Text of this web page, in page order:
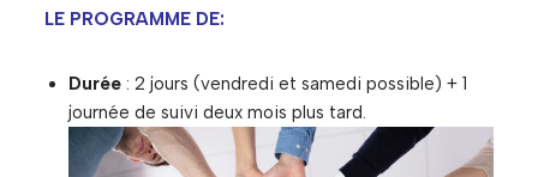
LE PROGRAMME DE:
Durée : 2 jours (vendredi et samedi possible) + 1
journée de suivi deux mois plus tard.